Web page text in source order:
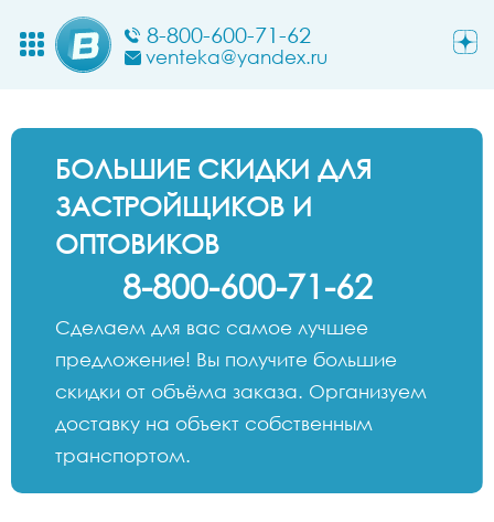
8-800-600-71-62
venteka@yandex.ru
БОЛЬШИЕ СКИДКИ ДЛЯ
ЗАСТРОЙЩИКОВ И
ОПТОВИКОВ
8-800-600-71-62
Сделаем для вас самое лучшее
предложение! Вы получите большие
скидки от объёма заказа. Организуем
доставку на объект собственным
транспортом.